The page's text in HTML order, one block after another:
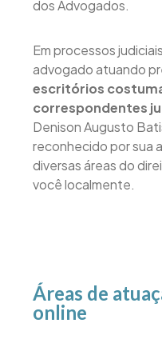
dos Advogados.
Em processos
advogado atuando
escritórios
correspondentes
Denison Augusto
reconhecido por sua
diversas áreas do
você localmente.
Áreas de
online